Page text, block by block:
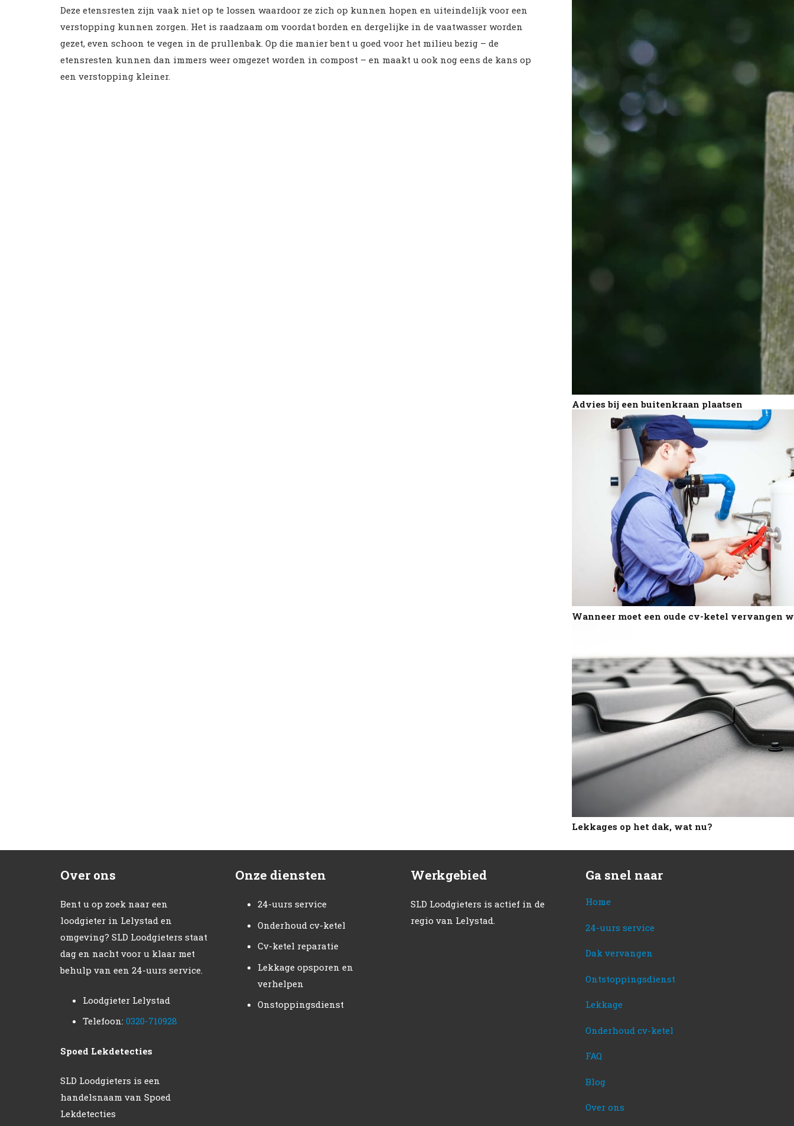
Deze etensresten zijn vaak niet op te lossen waardoor ze zich op kunnen hopen en uiteindelijk voor een
verstopping kunnen zorgen. Het is raadzaam om voordat borden en dergelijke in de vaatwasser worden
gezet, even schoon te vegen in de prullenbak. Op die manier bent u goed voor het milieu bezig – de
etensresten kunnen dan immers weer omgezet worden in compost – en maakt u ook nog eens de kans op
een verstopping kleiner.
Advies bij een buitenkraan plaatsen
Wanneer moet een oude cv-ketel vervangen
Lekkages op het dak, wat nu?
Over ons
Bent u op zoek naar een
loodgieter in Lelystad en
omgeving? SLD Loodgieters staat
dag en nacht voor u klaar met
behulp van een 24-uurs service.
Loodgieter Lelystad
Telefoon: 0320-710928
Spoed Lekdetecties
SLD Loodgieters is een
handelsnaam van Spoed
Lekdetecties
Onze diensten
24-uurs service
Onderhoud cv-ketel
Cv-ketel reparatie
Lekkage opsporen en
verhelpen
Onstoppingsdienst
Werkgebied
SLD Loodgieters is actief in de
regio van Lelystad.
Ga snel naar
Home
24-uurs service
Dak vervangen
Ontstoppingsdienst
Lekkage
Onderhoud cv-ketel
FAQ
Blog
Over ons